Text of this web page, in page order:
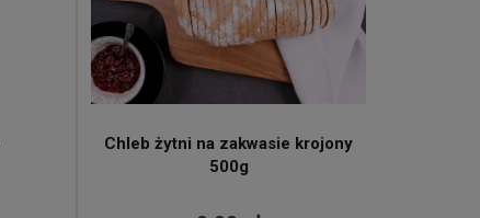
Chleb żytni na zakwasie krojony
500g